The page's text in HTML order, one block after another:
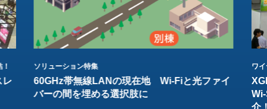
レ
ソリューション特集
60GHz帯無線LANの現在地 Wi-Fiと光ファイ
バーの間を埋める選択肢に
ワ
介